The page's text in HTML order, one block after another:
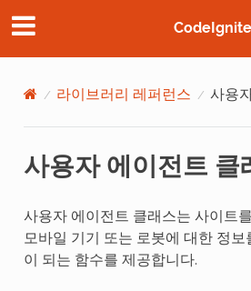
라이브러리 레퍼런스 사용
사용자 에이전트 클
사용자 에이전트 클래스는 사이트
모바일 기기 또는 로봇에 대한 정보
이 되는 함수를 제공합니다.